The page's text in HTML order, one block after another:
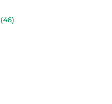
(46)